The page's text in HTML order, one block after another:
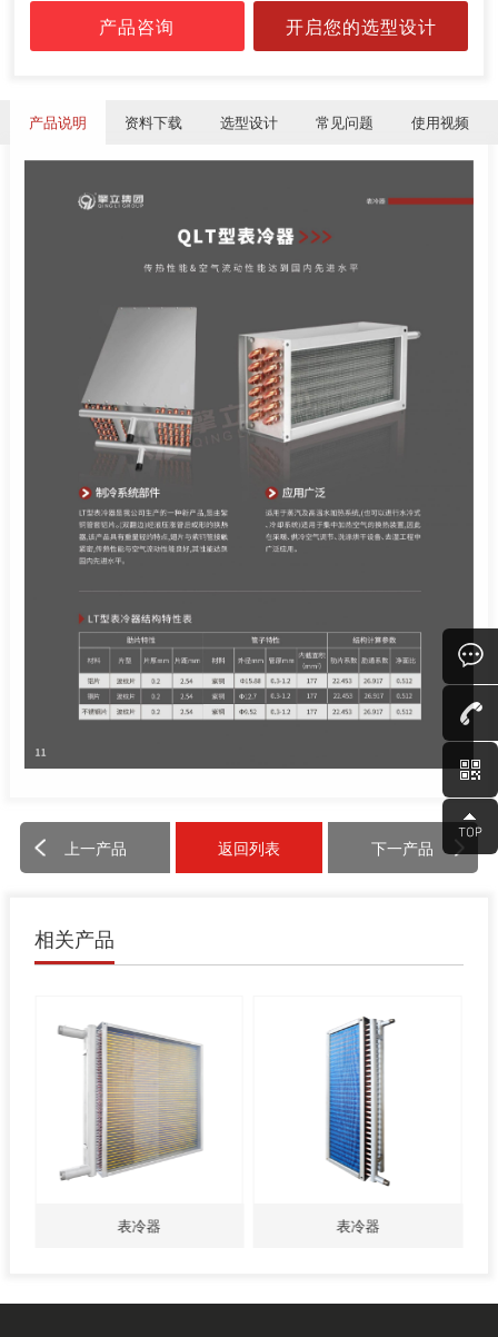
产品咨询 开启您的选型设计
产品说明 资料下载 选型设计 常见问题 使用视频
上一产品 返回列表 下一产品
相关产品
表冷器 表冷器